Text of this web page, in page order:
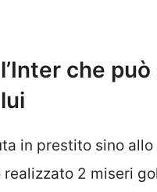
che
in prestito sino allo
realizzato 2 miseri